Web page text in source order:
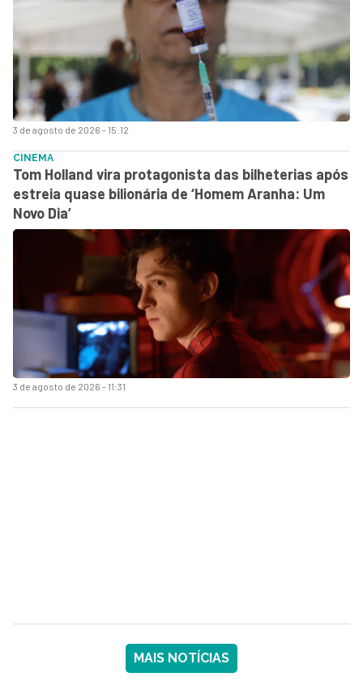
3 de agosto de 2026 - 15:12
3 de agosto de 2026 - 11:31
CINEMA
Tom Holland vira protagonista das bilheterias após
estreia quase bilionária de ‘Homem Aranha: Um
Novo Dia’
MAIS NOTÍCIAS